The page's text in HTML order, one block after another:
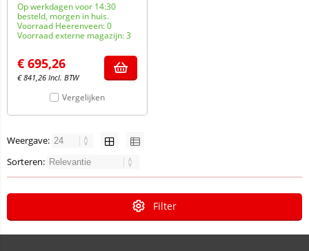
Op werkdagen voor 14:30
besteld, morgen in huis.
Voorraad Heerenveen: 0
Voorraad externe magazijn: 3
€ 695,26
€841,26 Incl. BTW
Vergelijken
Weergave:
Sorteren:
Filter